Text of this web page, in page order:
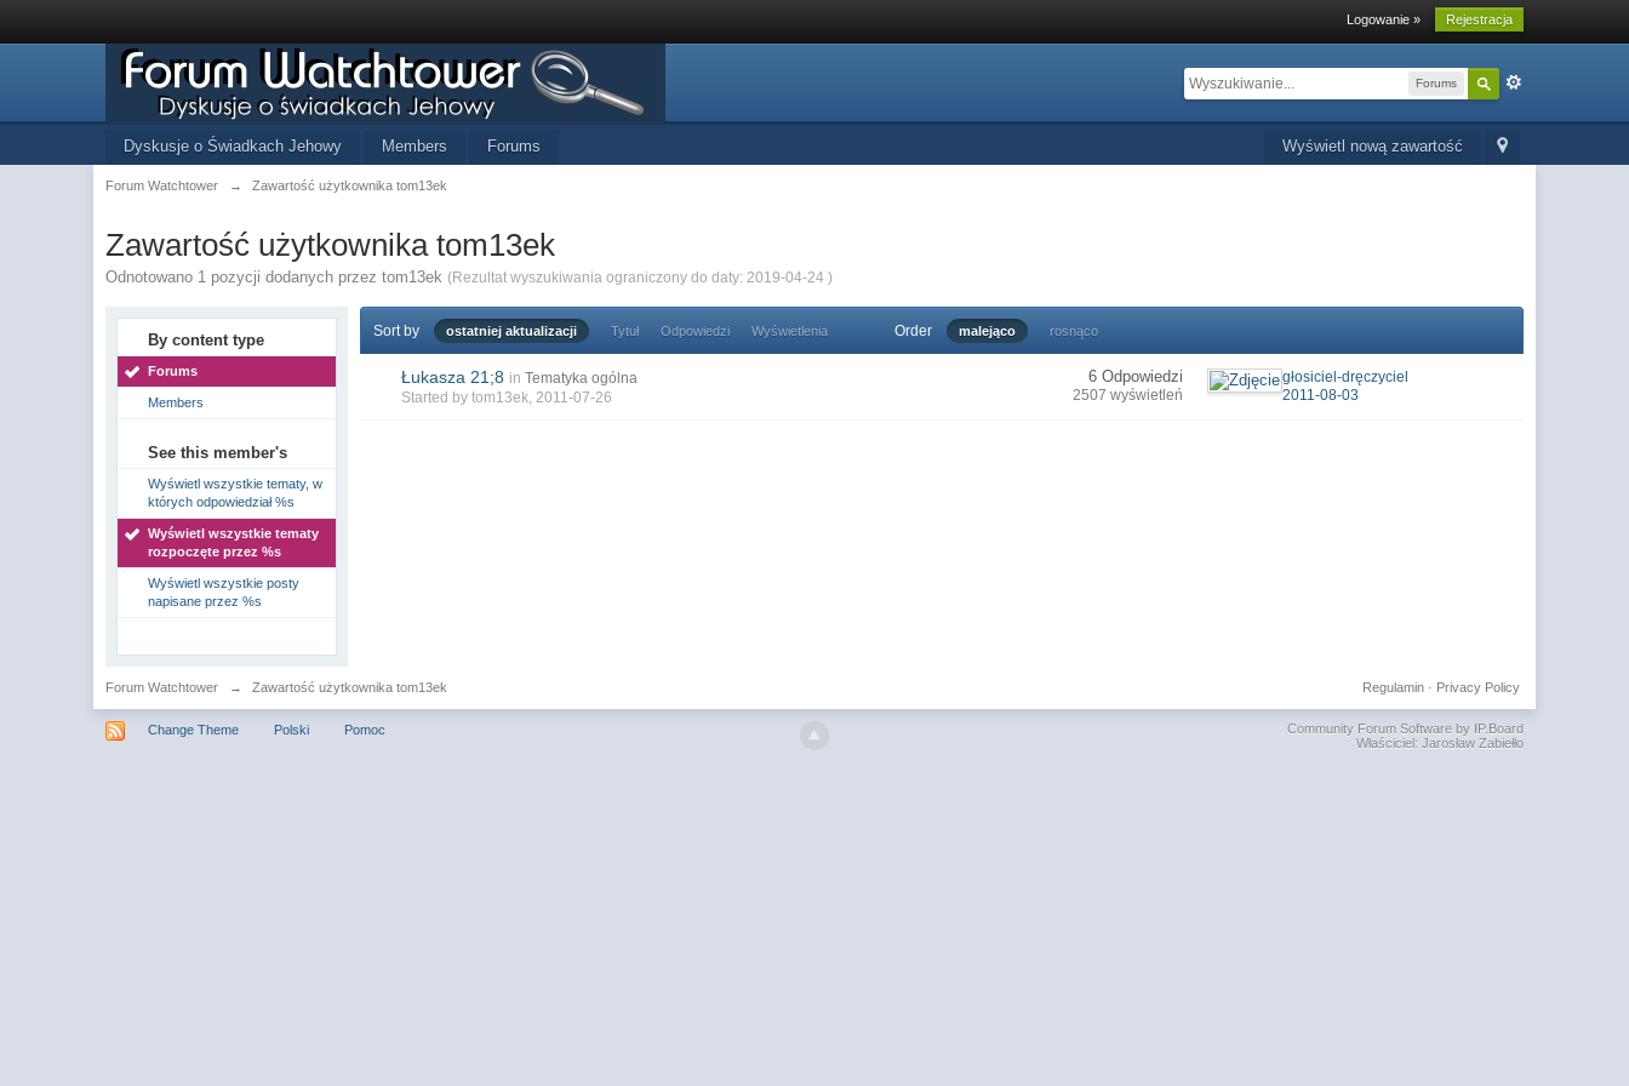
Logowanie » Rejestracja
Forums
Wyświetl nową zawartość
Dyskusje o Świadkach Jehowy Members Forums
Forum Watchtower → Zawartość użytkownika tom13ek
Zawartość użytkownika tom13ek
Odnotowano 1 pozycji dodanych przez tom13ek (Rezultat wyszukiwania ograniczony do daty: 2019-04-24 )
By content type
Forums
Members
See this member's
Wyświetl wszystkie tematy, w
których odpowiedział %s
Wyświetl wszystkie tematy
rozpoczęte przez %s
Wyświetl wszystkie posty
napisane przez %s
Sort by ostatniej aktualizacji Tytuł Odpowiedzi Wyświetlenia Order malejąco rosnąco
Łukasza 21;8 in Tematyka ogólna
Started bytom13ek, 2011-07-26
6 Odpowiedzi
2507 wyświetleń
głosiciel-dręczyciel
2011-08-03
Forum Watchtower → Zawartość użytkownika tom13ek Privacy Policy
Regulamin·
Change Theme Polski Pomoc
Community Forum Software by IP.Board
Właściciel: Jarosław Zabiełło